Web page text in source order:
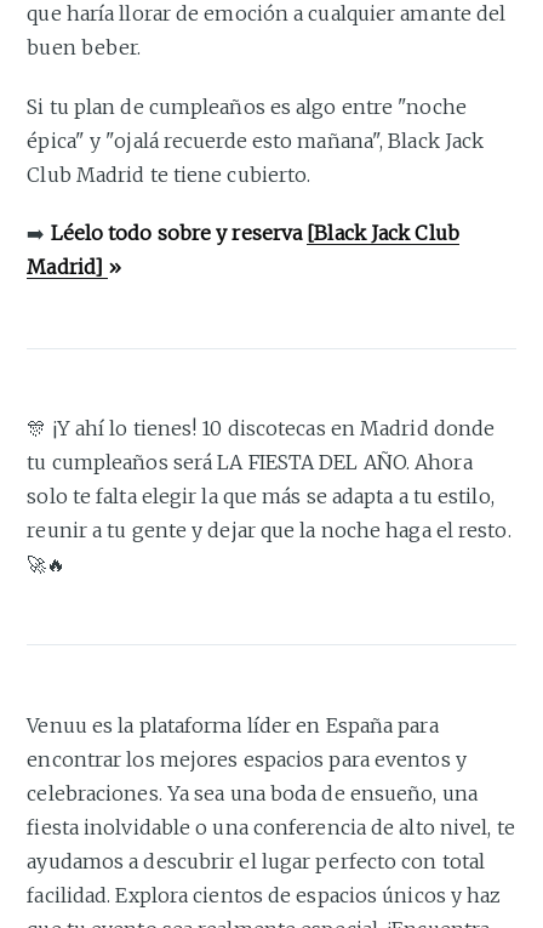
que haría llorar de emoción a cualquier amante del
buen beber.
Si tu plan de cumpleaños es algo entre "noche
épica" y "ojalá recuerde esto mañana", Black Jack
Club Madrid te tiene cubierto.
➡️ Léelo todo sobre y reserva [Black Jack Club
Madrid] »
🎊 ¡Y ahí lo tienes! 10 discotecas en Madrid donde
tu cumpleaños será LA FIESTA DEL AÑO. Ahora
solo te falta elegir la que más se adapta a tu estilo,
reunir a tu gente y dejar que la noche haga el resto.
🚀🔥
Venuu es la plataforma líder en España para
encontrar los mejores espacios para eventos y
celebraciones. Ya sea una boda de ensueño, una
fiesta inolvidable o una conferencia de alto nivel, te
ayudamos a descubrir el lugar perfecto con total
facilidad. Explora cientos de espacios únicos y haz